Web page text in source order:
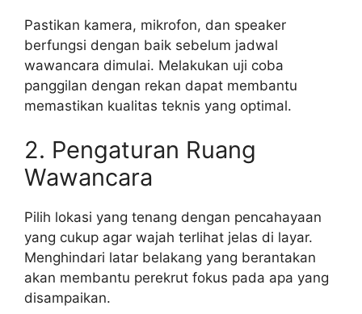
Pastikan kamera, mikrofon, dan speaker
berfungsi dengan baik sebelum jadwal
wawancara dimulai. Melakukan uji coba
panggilan dengan rekan dapat membantu
memastikan kualitas teknis yang optimal.
2. Pengaturan Ruang
Wawancara
Pilih lokasi yang tenang dengan pencahayaan
yang cukup agar wajah terlihat jelas di layar.
Menghindari latar belakang yang berantakan
akan membantu perekrut fokus pada apa yang
disampaikan.